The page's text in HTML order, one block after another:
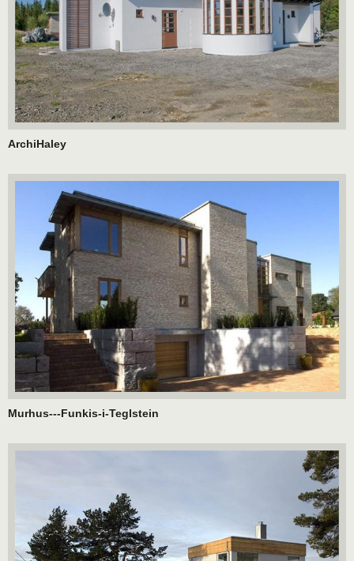
ArchiHaley
Murhus---Funkis-i-Teglstein